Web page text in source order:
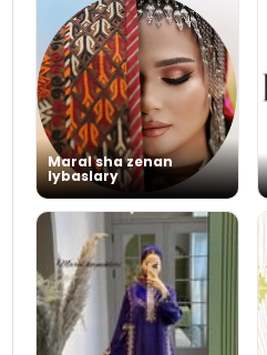
Maral sha zenan
lybaslary